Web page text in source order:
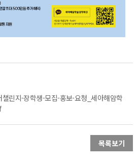
린지-장학생-모집-홍보-요청_세아해암학
목록보기